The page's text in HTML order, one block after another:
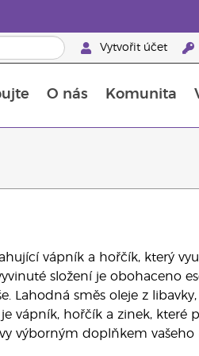
Vytvořit účet
O nás Komunita
vápník a hořčík, který
složení je obohaceno
Lahodná směs oleje z
vápník, hořčík a zinek, které
výborným doplňkem vašeho